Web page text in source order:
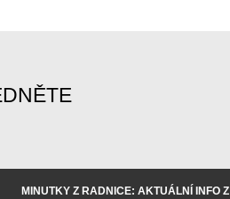
MINUTKY Z RADNICE: AKTUÁLNÍ INFO Z